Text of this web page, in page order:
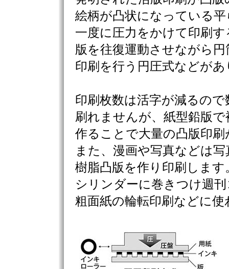
絵柄が凸状になっている
一度に圧力をかけて印刷
版を往復運動させながら
印刷を行う円圧式などが
印刷枚数は活字が減るので
刷れませんが、紙型鉛版で
作ることで大量の凸版印
また、漫画や写真などは
樹脂凸版を作り印刷します
シリンダーに巻きつけ週
粗面紙の輪転印刷などに使